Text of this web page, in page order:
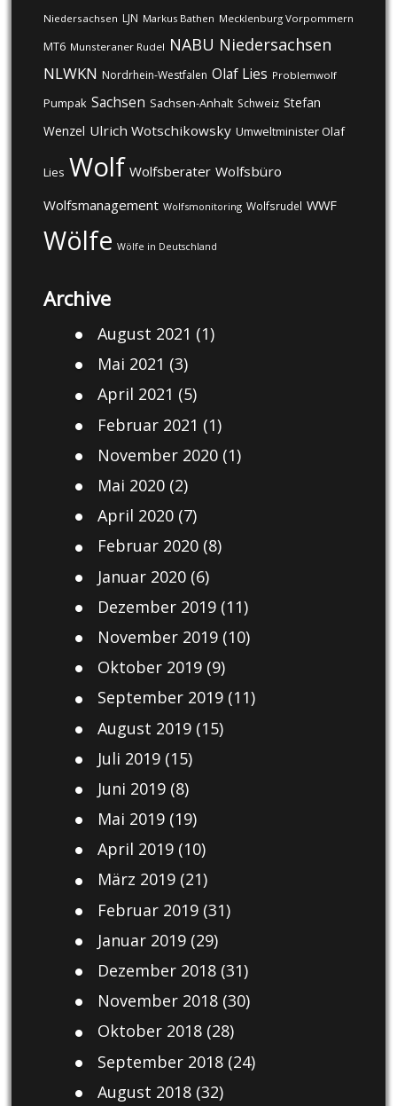
Niedersachsen LJN Markus Bathen Mecklenburg Vorpommern
MT6 Munsteraner Rudel NABU Niedersachsen
NLWKN Nordrhein-Westfalen Olaf Lies Problemwolf
Pumpak Sachsen Sachsen-Anhalt Schweiz Stefan
Wenzel Ulrich Wotschikowsky Umweltminister Olaf
Lies Wolf Wolfsberater Wolfsbüro
Wolfsmanagement Wolfsmonitoring Wolfsrudel WWF
Wölfe Wölfe in Deutschland
Archive
August 2021 (1)
Mai 2021 (3)
April 2021 (5)
Februar 2021 (1)
November 2020(1)
Mai 2020(2)
April 2020(7)
Februar 2020(8)
Januar 2020(6)
Dezember 2019(11)
November 2019(10)
Oktober 2019(9)
September 2019(11)
August 2019(15)
Juli 2019(15)
Juni 2019(8)
Mai 2019(19)
April 2019(10)
März 2019(21)
Februar 2019(31)
Januar 2019(29)
Dezember 2018(31)
November 2018(30)
Oktober 2018(28)
September 2018(24)
August 2018(32)